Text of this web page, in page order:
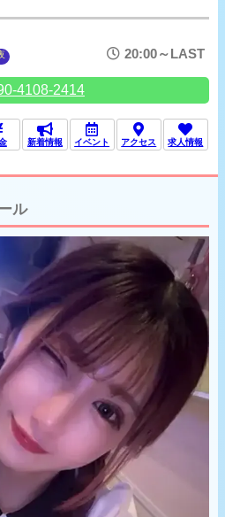
20:00～LAST
4108-2414
新着情報 イベント アクセス 求人情報
ル